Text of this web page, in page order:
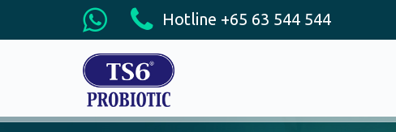
Hotline +65 63 544 544